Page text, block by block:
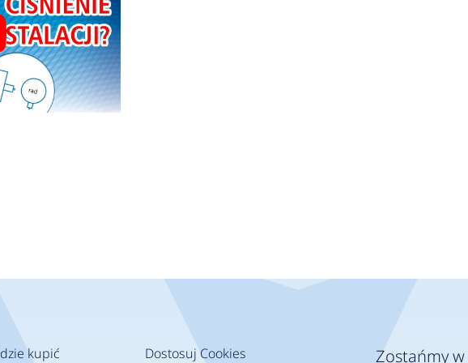
kupić Dostosuj Cookies Zostańmy